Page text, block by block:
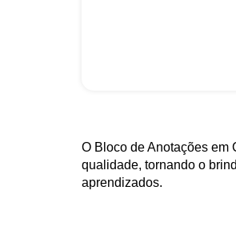
O Bloco de Anotações em
qualidade, tornando o
aprendizados.